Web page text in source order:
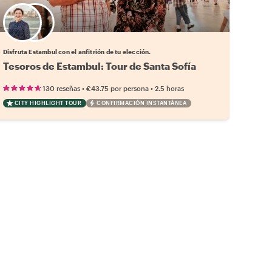
Elige tu local favorito
Disfruta Estambul con el anfitrión de tu elección.
Tesoros de Estambul: Tour de Santa Sofía
130 reseñas• €43.75 por persona• 2.5 horas
CITY HIGHLIGHT TOUR CONFIRMACIÓN INSTANTÁNEA